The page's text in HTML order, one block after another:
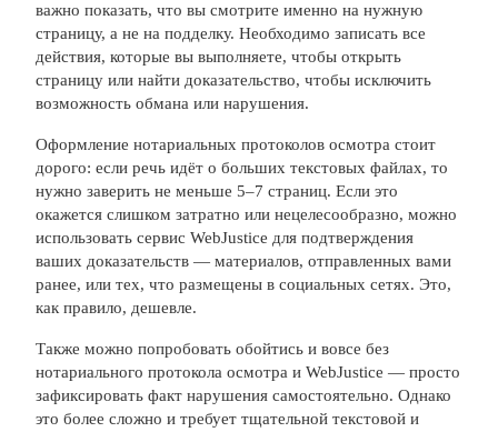
важно показать, что вы смотрите именно на нужную
страницу, а не на подделку. Необходимо записать все
действия, которые вы выполняете, чтобы открыть
страницу или найти доказательство, чтобы исключить
возможность обмана или нарушения.
Оформление нотариальных протоколов осмотра стоит
дорого: если речь идёт о больших текстовых файлах, то
нужно заверить не меньше 5–7 страниц. Если это
окажется слишком затратно или нецелесообразно, можно
использовать сервис WebJustice для подтверждения
ваших доказательств — материалов, отправленных вами
ранее, или тех, что размещены в социальных сетях. Это,
как правило, дешевле.
Также можно попробовать обойтись и вовсе без
нотариального протокола осмотра и WebJustice — просто
зафиксировать факт нарушения самостоятельно. Однако
это более сложно и требует тщательной текстовой и